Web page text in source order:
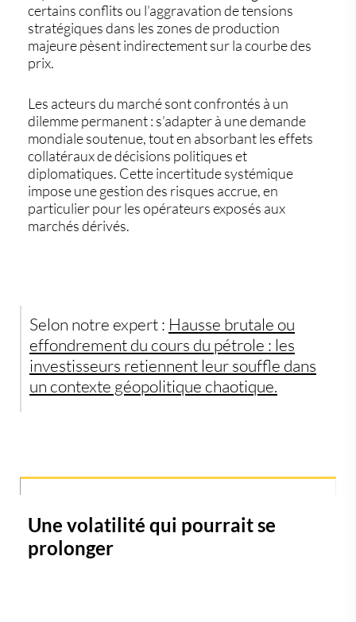
certains conflits ou l’aggravation de tensions
stratégiques dans les zones de production
majeure pèsent indirectement sur la courbe des
prix.
Les acteurs du marché sont confrontés à un
dilemme permanent : s’adapter à une demande
mondiale soutenue, tout en absorbant les effets
collatéraux de décisions politiques et
diplomatiques. Cette incertitude systémique
impose une gestion des risques accrue, en
particulier pour les opérateurs exposés aux
marchés dérivés.
Selon notre expert : Hausse brutale ou
effondrement du cours du pétrole : les
investisseurs retiennent leur souffle dans
un contexte géopolitique chaotique.
Une volatilité qui pourrait se
prolonger